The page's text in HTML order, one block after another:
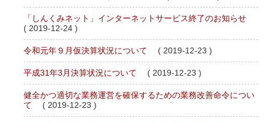
「しんくみネット」インターネットサービス終了のお知らせ
( 2019-12-24 )
令和元年９月仮決算状況について ( 2019-12-23 )
平成31年3月決算状況について ( 2019-12-23 )
健全かつ適切な業務運営を確保するための業務改善命令につい
て
( 2019-12-23 )